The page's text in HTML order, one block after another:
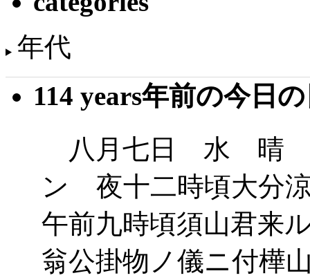
年代
114 years年前の今日
八月七日 水 晴 今
ン 夜十二時頃大分
午前九時頃須山君来
翁公掛物ノ儀ニ付樺